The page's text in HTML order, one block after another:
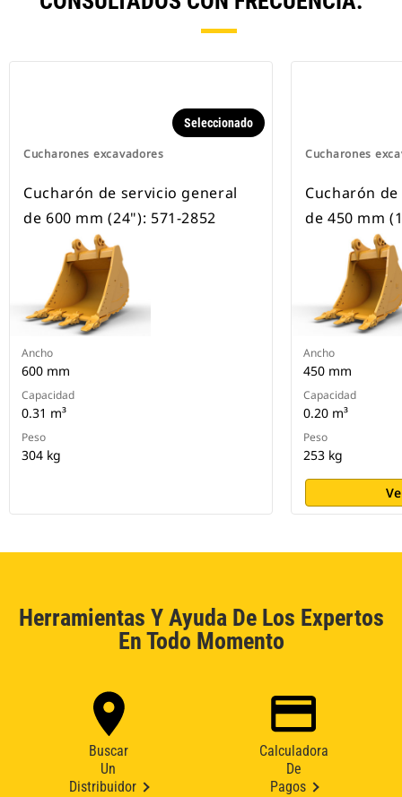
Cucharones excavadores
Seleccionado
Cucharón de servicio general
de 600 mm (24"): 571-2852
Ancho
600 mm
Capacidad
0.31 m³
Peso
304 kg
Cucharones
Cucharón
de 450 mm
Ancho
450 mm
Capacidad
0.20 m³
Peso
253 kg
Herramientas Y Ayuda De Los Expertos
En Todo Momento
Buscar
Un
Distribuidor
Calculadora
De
Pagos